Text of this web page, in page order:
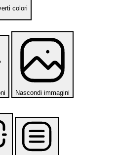
colori
Nascondi immagini